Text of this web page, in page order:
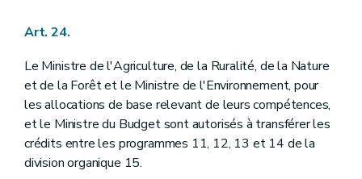
Art. 24.
Le Ministre de l'Agriculture, de la Ruralité, de la Nature
et de la Forêt et le Ministre de l'Environnement, pour
les allocations de base relevant de leurs compétences,
et le Ministre du Budget sont autorisés à transférer les
crédits entre les programmes 11, 12, 13 et 14 de la
division organique 15.